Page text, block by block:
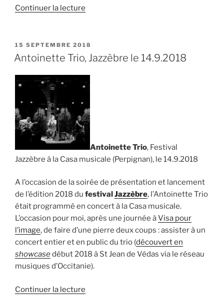
Continuer la lecture
les
des
Monts
PUBLIÉ
LE
15 SEPTEMBRE 2018
Antoinette Trio, Jazzèbre le 14.9.2018
Antoinette Trio, Festival
Jazzèbre à la Casa musicale (Perpignan), le 14.9.2018
A l’occasion de la soirée de présentation et lancement
de l’édition 2018 du festivalJazzèbre, l’Antoinette Trio
était programmé en concert à la Casa musicale.
L’occasion pour moi, après une journée àVisa pour
l’image, de faire d’une pierre deux coups : assister à un
concert entier et en public du trio (découvert en
showcasedébut 2018 à St Jean de Védas via le réseau
musiques d’Occitanie).
Continuer la lecture